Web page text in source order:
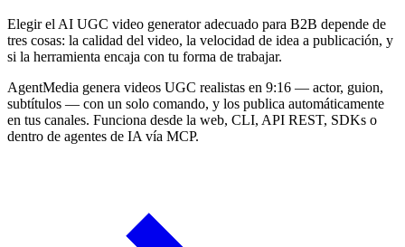
Elegir el AI UGC video generator adecuado para B2B depende de
tres cosas: la calidad del video, la velocidad de idea a publicación, y
si la herramienta encaja con tu forma de trabajar.
AgentMedia genera videos UGC realistas en 9:16 — actor, guion,
subtítulos — con un solo comando, y los publica automáticamente
en tus canales. Funciona desde la web, CLI, API REST, SDKs o
dentro de agentes de IA vía MCP.